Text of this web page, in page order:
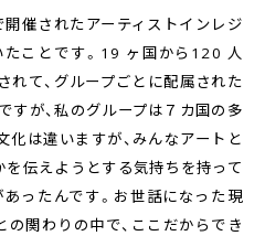
催されたアーティストインレジ
ことです。19 ヶ国から120 人
れて、グループごとに配属された
すが、私のグループは７カ国の多
化は違いますが、みんなアートと
を伝えようとする気持ちを持って
あったんです。お世話になった現
の関わりの中で、ここだからでき